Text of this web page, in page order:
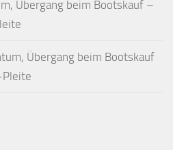
Übergang beim Bootskauf –
Übergang beim Bootskauf